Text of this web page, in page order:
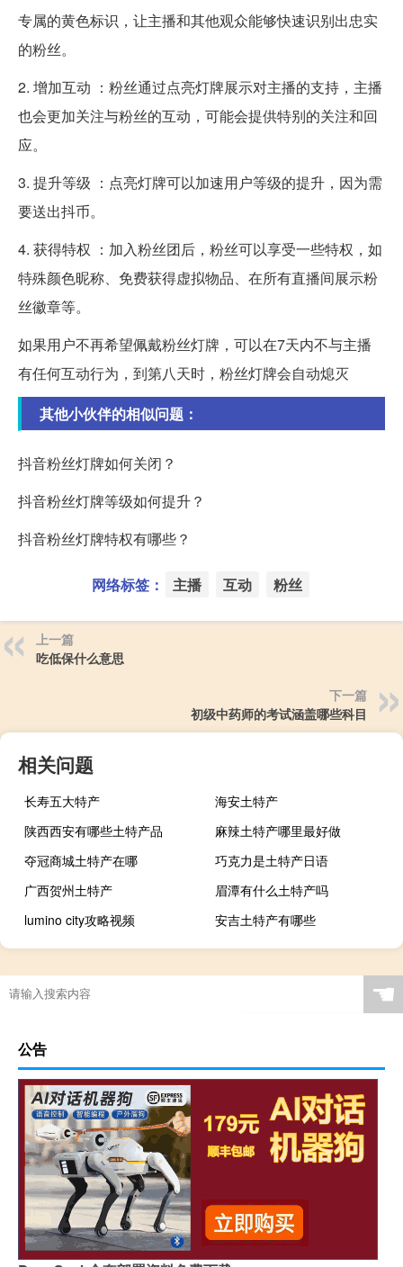
专属的黄色标识，让主播和其他观众能够快速识别出忠实
的粉丝。
2. 增加互动 ：粉丝通过点亮灯牌展示对主播的支持，主播
也会更加关注与粉丝的互动，可能会提供特别的关注和回
应。
3. 提升等级 ：点亮灯牌可以加速用户等级的提升，因为需
要送出抖币。
4. 获得特权 ：加入粉丝团后，粉丝可以享受一些特权，如
特殊颜色昵称、免费获得虚拟物品、在所有直播间展示粉
丝徽章等。
如果用户不再希望佩戴粉丝灯牌，可以在7天内不与主播
有任何互动行为，到第八天时，粉丝灯牌会自动熄灭
其他小伙伴的相似问题：
抖音粉丝灯牌如何关闭？
抖音粉丝灯牌等级如何提升？
抖音粉丝灯牌特权有哪些？
网络标签： 主播 互动 粉丝
上一篇
吃低保什么意思
下一篇
初级中药师的考试涵盖哪些科目
相关问题
长寿五大特产
海安土特产
陕西西安有哪些土特产品
麻辣土特产哪里最好做
夺冠商城土特产在哪
巧克力是土特产日语
广西贺州土特产
眉潭有什么土特产吗
lumino city攻略视频
安吉土特产有哪些
☚
公告